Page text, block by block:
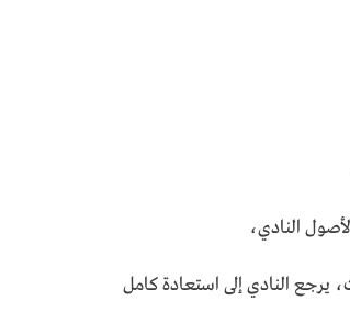
النادي،
يرجع النادي إلى استعادة كامل